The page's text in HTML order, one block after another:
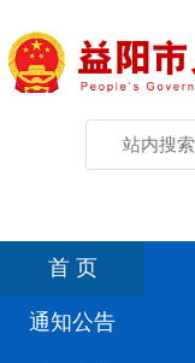
首 页
通知公告